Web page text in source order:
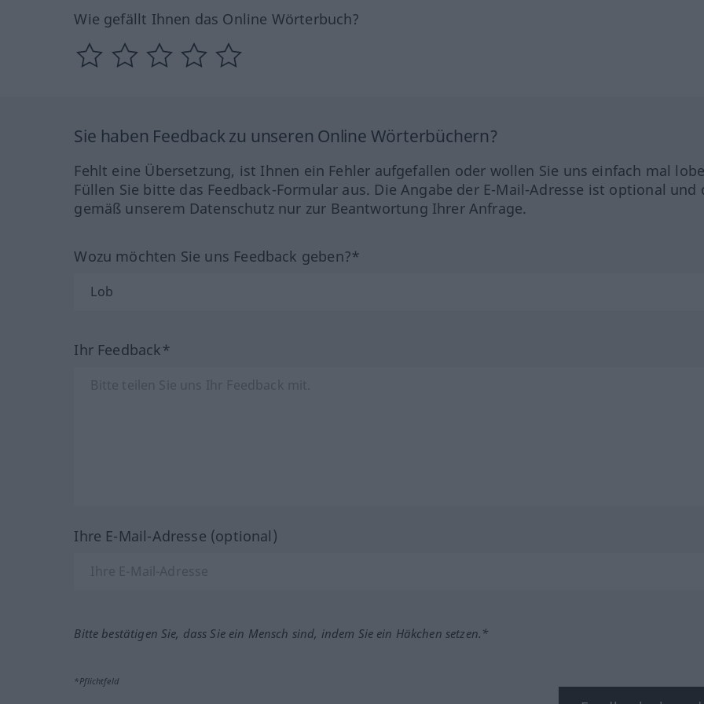
Wie gefällt Ihnen das Online Wörterbuch?
Sie haben Feedback zu unseren Online Wörterbüchern?
Fehlt eine Übersetzung, ist Ihnen ein Fehler aufgefallen oder wollen Sie uns einfach mal
Füllen Sie bitte das Feedback-Formular aus. Die Angabe der E-Mail-Adresse ist optional und
gemäß unserem Datenschutz nur zur Beantwortung Ihrer Anfrage.
Wozu möchten Sie uns Feedback geben?*
Ihr Feedback*
Ihre E-Mail-Adresse (optional)
Bitte bestätigen Sie, dass Sie ein Mensch sind, indem Sie ein Häkchen setzen.*
*Pflichtfeld